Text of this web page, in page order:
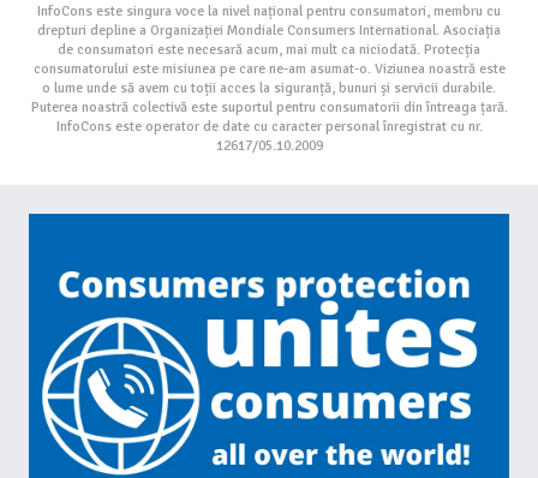
InfoCons este singura voce la nivel național pentru consumatori, membru cu
drepturi depline a Organizației Mondiale Consumers International. Asociația
de consumatori este necesară acum, mai mult ca niciodată. Protecția
consumatorului este misiunea pe care ne-am asumat-o. Viziunea noastră este
o lume unde să avem cu toții acces la siguranță, bunuri și servicii durabile.
Puterea noastră colectivă este suportul pentru consumatorii din întreaga țară.
InfoCons este operator de date cu caracter personal înregistrat cu nr.
12617/05.10.2009